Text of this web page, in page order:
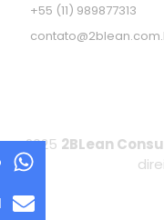
+55 (11) 989877313
2025 2BLean